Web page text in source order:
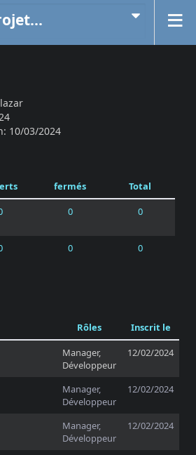
10/03/2024
fermés
Total
0 0
0 0
Rôles
Inscrit le
Manager,
Développeur
12/02/2024
Manager,
Développeur
12/02/2024
Manager,
Développeur
12/02/2024